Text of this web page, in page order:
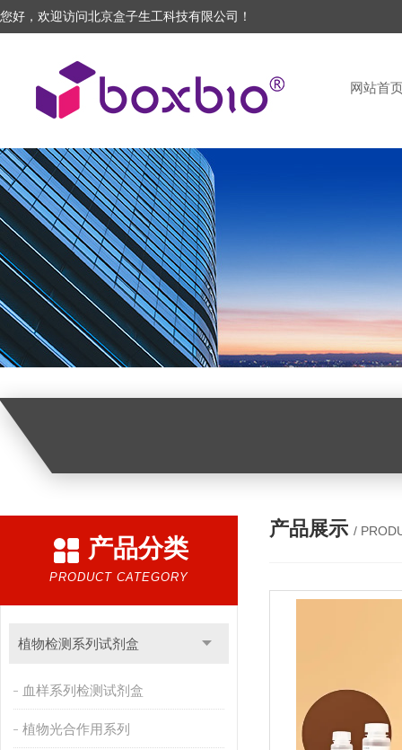
您好，欢迎访问北京盒子生工科技有限公司！
网站首
产品分类
PRODUCT CATEGORY
植物检测系列试剂盒
血样系列检测试剂盒
植物光合作用系列
产品展示 /